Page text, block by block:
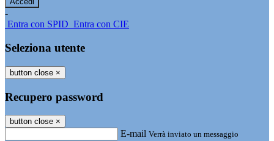
-
Entra con SPID Entra con CIE
Seleziona utente
button close ×
Recupero password
button close ×
E-mail Verrà inviato un messaggio